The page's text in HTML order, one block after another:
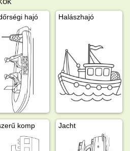
hajó Halászhajó
komp Jacht